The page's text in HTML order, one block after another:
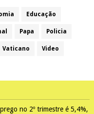
Educação
Papa Policia
Vaticano Video
no 2º trimestre é 5,4%,